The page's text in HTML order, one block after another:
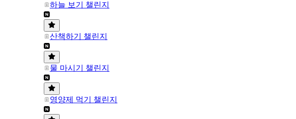
하늘 보기 챌린지
산책하기 챌린지
물 마시기 챌린지
영양제 먹기 챌린지